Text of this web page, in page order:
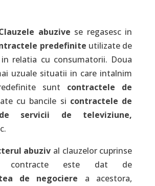
abuzive se regasesc in
predefinite utilizate de
relatia cu consumatorii. Doua
uzuale situatii in care intalnim
sunt contractele de
cu bancile si contractele de
servicii de televiziune,
abuziv al clauzelor cuprinse
contracte este dat de
de negociere a acestora,